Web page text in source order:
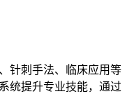
针刺手法、临床应用等
统提升专业技能，通过